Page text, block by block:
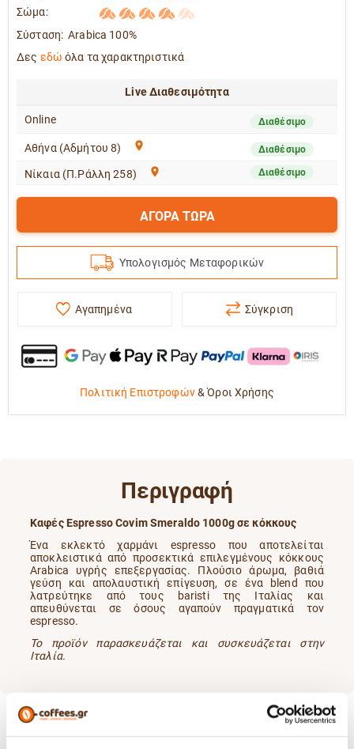
Σώμα:
Σύσταση: Arabica 100%
Δες εδώ όλα τα χαρακτηριστικά
Live Διαθεσιμότητα
Online Διαθέσιμο
Αθήνα (Αδμήτου 8) Διαθέσιμο
Νίκαια (Π.Ράλλη 258) Διαθέσιμο
ΑΓΟΡΑ ΤΩΡΑ
Υπολογισμός Μεταφορικών
Αγαπημένα Σύγκριση
Πολιτική Επιστροφών&Όροι Χρήσης
Περιγραφή
Καφές Espresso Covim Smeraldo 1000g σε κόκκους
Ένα εκλεκτό χαρμάνι espresso που αποτελείται
αποκλειστικά από προσεκτικά επιλεγμένους κόκκους
Arabica υγρής επεξεργασίας. Πλούσιο άρωμα, βαθιά
γεύση και απολαυστική επίγευση, σε ένα blend που
λατρεύτηκε από τους baristi της Ιταλίας και
απευθύνεται σε όσους αγαπούν πραγματικά τον
espresso.
Το προϊόν παρασκευάζεται και συσκευάζεται στην
Ιταλία.